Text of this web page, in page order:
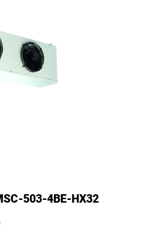
503-4BE-HX32